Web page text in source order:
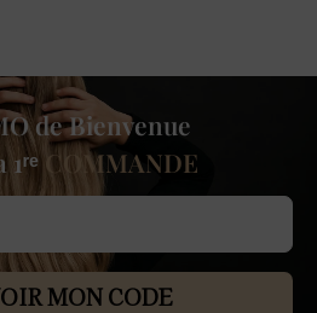
de Bienvenue
COMMANDE
MON CODE